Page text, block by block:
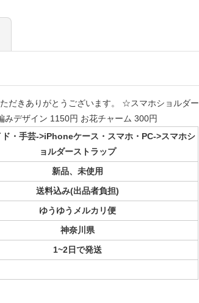
だきありがとうございます。 ☆スマホショルダー
デザイン 1150円 お花チャーム 300円
・手芸->iPhoneケース・スマホ・PC->スマホシ
ョルダーストラップ
新品、未使用
送料込み(出品者負担)
ゆうゆうメルカリ便
神奈川県
1~2日で発送